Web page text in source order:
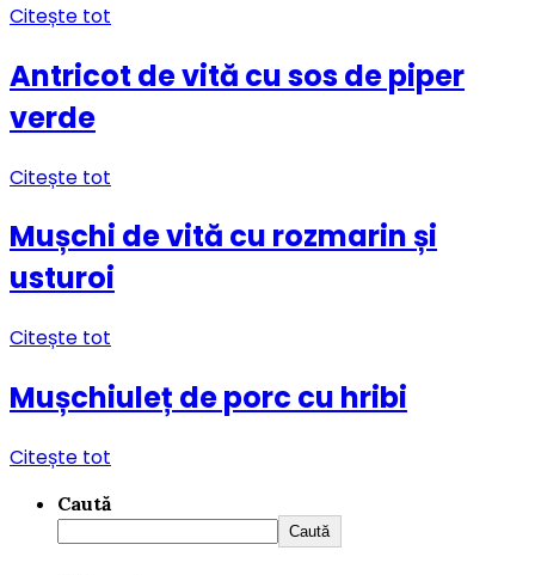
Citește tot
Antricot de vită cu sos de piper
verde
Citește tot
Mușchi de vită cu rozmarin și
usturoi
Citește tot
Mușchiuleț de porc cu hribi
Citește tot
Caută
Caută